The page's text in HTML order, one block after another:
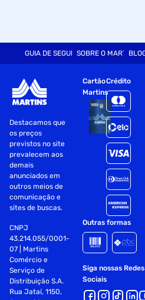
GUIA DE SEGURANÇASOBRE O MARTINS
Destacamos que
os preços
previstos no site
prevalecem aos
demais
anunciados em
outros meios de
comunicação e
sites de buscas.
CNPJ
43.214.055/0001-
07 | Martins
Comércio e
Serviço de
Distribuição S.A.
Rua Jataí, 1150,
Cartão
Martins
Crédito
Outras formas
Siga nossas Redes
Sociais